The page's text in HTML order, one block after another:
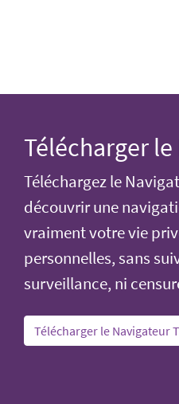
Télécharger
Téléchargez le
découvrir une
vraiment votre vie
personnelles, sans
surveillance, ni
Télécharger le Navigateur